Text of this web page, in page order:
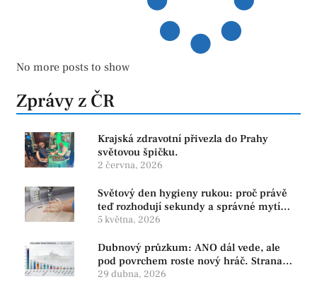
No more posts to show
Zprávy z ČR
Krajská zdravotní přivezla do Prahy
světovou špičku.
2 června, 2026
Světový den hygieny rukou: proč právě
teď rozhodují sekundy a správné mytí
rukou
5 května, 2026
Dubnový průzkum: ANO dál vede, ale
pod povrchem roste nový hráč. Strana
PRO se drží nejvýš mezi menšími
29 dubna, 2026